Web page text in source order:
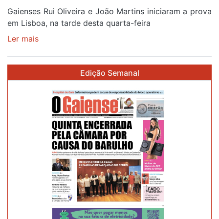
Gaienses Rui Oliveira e João Martins iniciaram a prova
em Lisboa, na tarde desta quarta-feira
Ler mais
brilho
prata
prólogo
estreia
Volta
Edição Semanal